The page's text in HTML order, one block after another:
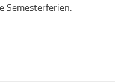
Semesterferien.